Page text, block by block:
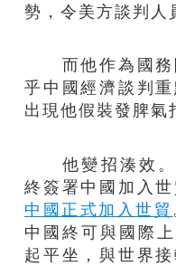
勢，令美方談判人
而他作為國務
乎中國經濟談判
出現他假裝發脾氣
他變招湊效。
終簽署中國加入
中國正式加入世貿
中國終可與國際
起平坐，與世界